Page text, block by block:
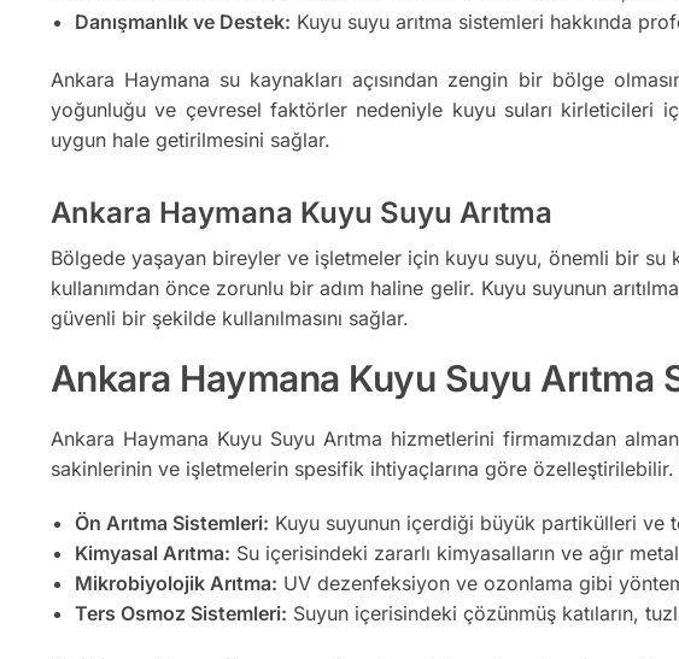
Danışmanlık ve Destek: Kuyu suyu arıtma sistemleri hakkında
Ankara Haymana su kaynakları açısından zengin bir bölge
yoğunluğu ve çevresel faktörler nedeniyle kuyu suları kirleticileri
uygun hale getirilmesini sağlar.
Ankara Haymana Kuyu Suyu Arıtma
Bölgede yaşayan bireyler ve işletmeler için kuyu suyu, önemli bir su
kullanımdan önce zorunlu bir adım haline gelir. Kuyu suyunun
güvenli bir şekilde kullanılmasını sağlar.
Ankara Haymana Kuyu Suyu Arıtma
Ankara Haymana Kuyu Suyu Arıtma hizmetlerini firmamızdan
sakinlerinin ve işletmelerin spesifik ihtiyaçlarına göre
Ön Arıtma Sistemleri: Kuyu suyunun içerdiği büyük partikülleri ve
Kimyasal Arıtma: Su içerisindeki zararlı kimyasalların ve ağır
Mikrobiyolojik Arıtma: UV dezenfeksiyon ve ozonlama gibi
Ters Osmoz Sistemleri: Suyun içerisindeki çözünmüş katıların,